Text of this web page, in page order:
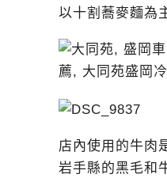
以十割蕎麥麵為
店內使用的牛肉
岩手縣的黑毛和